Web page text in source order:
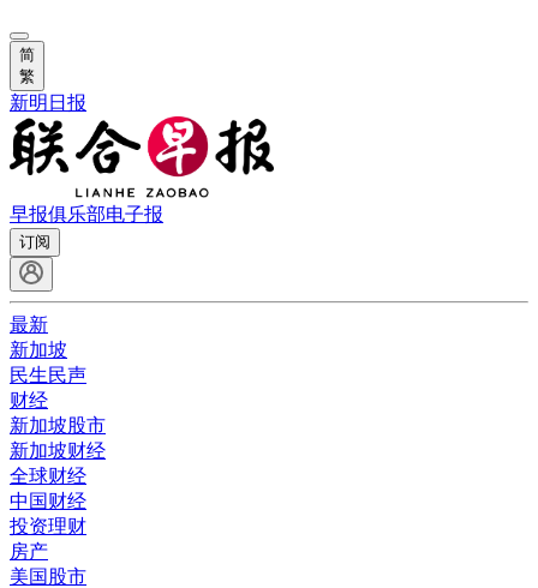
简
繁
新明日报
早报俱乐部电子报
订阅
最新
新加坡
民生民声
财经
新加坡股市
新加坡财经
全球财经
中国财经
投资理财
房产
美国股市